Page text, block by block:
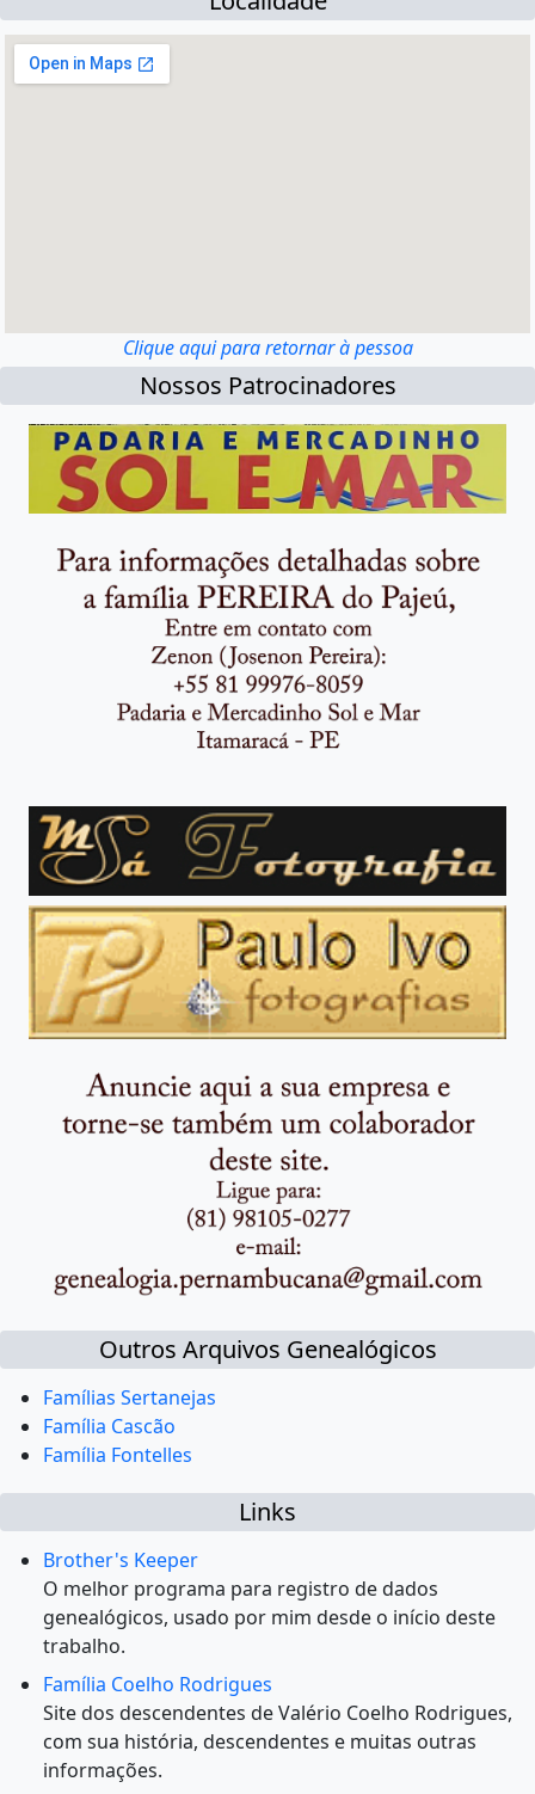
Clique aqui para retornar à pessoa
Nossos Patrocinadores
Outros Arquivos Genealógicos
Famílias Sertanejas
Família Cascão
Família Fontelles
Links
Brother's Keeper
O melhor programa para registro de dados
genealógicos, usado por mim desde o início deste
trabalho.
Família Coelho Rodrigues
Site dos descendentes de Valério Coelho Rodrigues,
com sua história, descendentes e muitas outras
informações.